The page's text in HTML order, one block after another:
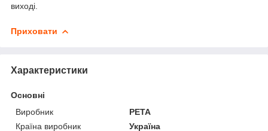
виході.
Приховати
Характеристики
Основні
Виробник
РЕТА
Країна виробник
Україна